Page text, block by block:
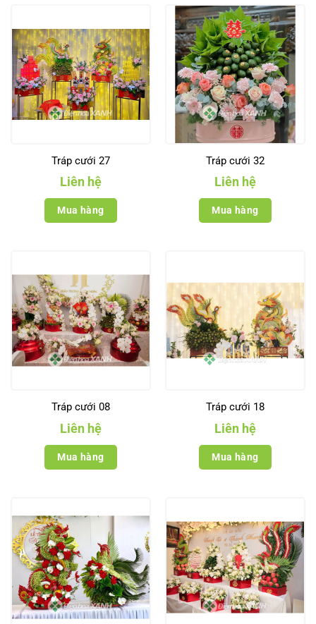
Tráp cưới 27
Liên hệ
Mua hàng
Tráp cưới 32
Liên hệ
Mua hàng
Tráp cưới 08
Liên hệ
Mua hàng
Tráp cưới 18
Liên hệ
Mua hàng